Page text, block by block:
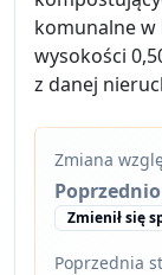
komunalne
wysokości
z danej
Zmiana
Zmienił się
Poprzednia